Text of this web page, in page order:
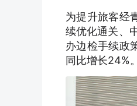
为提升旅客经
续优化通关、
办边检手续政
同比增长24%。